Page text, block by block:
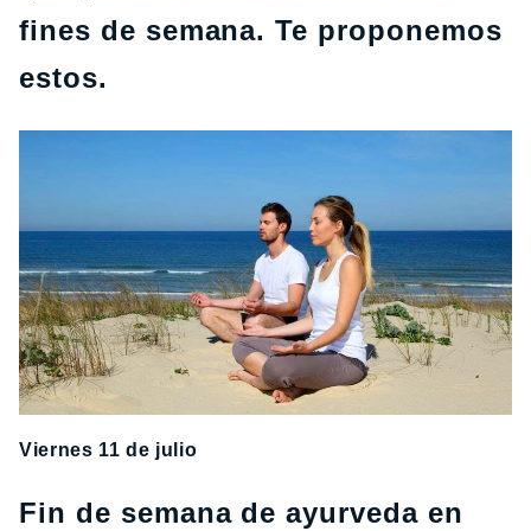
fines de semana. Te proponemos
estos.
Viernes 11 de julio
Fin de semana de ayurveda en